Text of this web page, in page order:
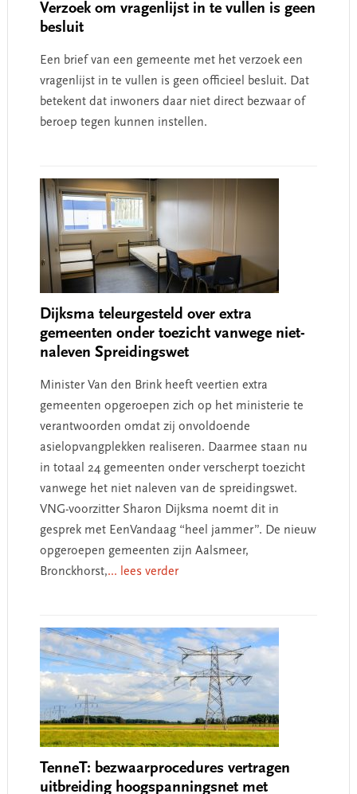
Verzoek om vragenlijst in te vullen is geen
besluit
Een brief van een gemeente met het verzoek een
vragenlijst in te vullen is geen officieel besluit. Dat
betekent dat inwoners daar niet direct bezwaar of
beroep tegen kunnen instellen.
Dijksma teleurgesteld over extra
gemeenten onder toezicht vanwege niet-
naleven Spreidingswet
Minister Van den Brink heeft veertien extra
gemeenten opgeroepen zich op het ministerie te
verantwoorden omdat zij onvoldoende
asielopvangplekken realiseren. Daarmee staan nu
in totaal 24 gemeenten onder verscherpt toezicht
vanwege het niet naleven van de spreidingswet.
VNG-voorzitter Sharon Dijksma noemt dit in
gesprek met EenVandaag “heel jammer”. De nieuw
opgeroepen gemeenten zijn Aalsmeer,
Bronckhorst,... lees verder
TenneT: bezwaarprocedures vertragen
uitbreiding hoogspanningsnet met